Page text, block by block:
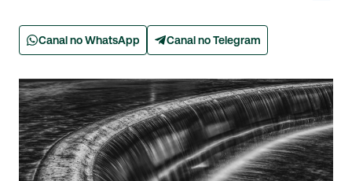
Canal no WhatsApp Canal no Telegram